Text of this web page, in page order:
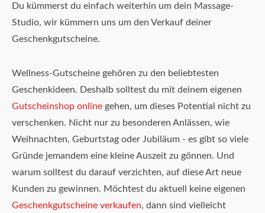
Du kümmerst du einfach weiterhin um dein Massage-
Studio, wir kümmern uns um den Verkauf deiner
Geschenkgutscheine.
Wellness-Gutscheine gehören zu den beliebtesten
Geschenkideen. Deshalb solltest du mit deinem eigenen
Gutscheinshop online gehen, um dieses Potential nicht zu
verschenken. Nicht nur zu besonderen Anlässen, wie
Weihnachten, Geburtstag oder Jubiläum - es gibt so viele
Gründe jemandem eine kleine Auszeit zu gönnen. Und
warum solltest du darauf verzichten, auf diese Art neue
Kunden zu gewinnen. Möchtest du aktuell keine eigenen
Geschenkgutscheine verkaufen, dann sind vielleicht